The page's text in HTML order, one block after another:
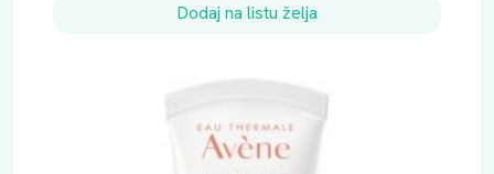
Dodaj na listu želja